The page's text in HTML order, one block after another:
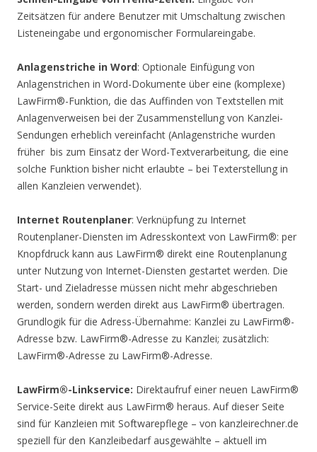
Zeitsätzen für andere Benutzer mit Umschaltung zwischen
Listeneingabe und ergonomischer Formulareingabe.
Anlagenstriche in Word: Optionale Einfügung von
Anlagenstrichen in Word-Dokumente über eine (komplexe)
LawFirm®-Funktion, die das Auffinden von Textstellen mit
Anlagenverweisen bei der Zusammenstellung von Kanzlei-
Sendungen erheblich vereinfacht (Anlagenstriche wurden
früher  bis zum Einsatz der Word-Textverarbeitung, die eine
solche Funktion bisher nicht erlaubte – bei Texterstellung in
allen Kanzleien verwendet).
Internet Routenplaner: Verknüpfung zu Internet
Routenplaner-Diensten im Adresskontext von LawFirm®: per
Knopfdruck kann aus LawFirm® direkt eine Routenplanung
unter Nutzung von Internet-Diensten gestartet werden. Die
Start- und Zieladresse müssen nicht mehr abgeschrieben
werden, sondern werden direkt aus LawFirm® übertragen.
Grundlogik für die Adress-Übernahme: Kanzlei zu LawFirm®-
Adresse bzw. LawFirm®-Adresse zu Kanzlei; zusätzlich:
LawFirm®-Adresse zu LawFirm®-Adresse.
LawFirm®-Linkservice: Direktaufruf einer neuen LawFirm®
Service-Seite direkt aus LawFirm® heraus. Auf dieser Seite
sind für Kanzleien mit Softwarepflege – von kanzleirechner.de
speziell für den Kanzleibedarf ausgewählte – aktuell im